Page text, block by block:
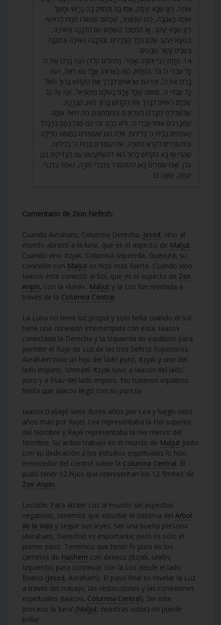
אוֹתָהּ. כֵּיוָן שֶׁבָּא יִצְחָק, אָחַז בָּהּ וְהֶחֱזִיק בָּהּ כָּרָאוּי וּמָשַׁךְ
אוֹתָהּ בְּאַהֲבָה, כְּמוֹ שֶׁנֶּאֱמַר, שֶׁכָּתוּב שְׂמֹאלוֹ תַּחַת לְרֹאשִׁי.
כֵּיוָן שֶׁבָּא יַעֲקֹב, אָז הִתְחַבֵּר הַשֶּׁמֶשׁ עִם הַלְּבָנָה וְהֵאִירָה,
וְנִמְצָא יַעֲקֹב שָׁלֵם בְּכָל הַצְּדָדִים, וְהַלְּבָנָה הֵאִירָה וְנִתְקְנָה
בִּשְׁנֵים עָשָׂר שְׁבָטִים.
14. פָּתַח רַבִּי יְהוּדָה וְאָמַר, (תהלים קלד) הִנֵּה בָּרְכוּ אֶת ה’
כָּל עַבְדֵי ה’ וְגוֹ’. הַפָּסוּק הַזֶּה בֵּאֲרוּהוּ. אֲבָל בֹּא רְאֵה, הִנֵּה
בָּרְכוּ אֶת ה’, וּמִי הֵם שֶׁרְאוּיִים לְבָרֵךְ אֶת הַקָּדוֹשׁ בָּרוּךְ הוּא?
כָּל עַבְדֵי ה’, מִשּׁוּם שֶׁכָּל אָדָם בָּעוֹלָם מִיִּשְׂרָאֵל, אַף עַל גַּב
שֶׁכֻּלָּם רְאוּיִים לְבָרֵךְ אֶת הַקָּדוֹשׁ בָּרוּךְ הוּא, הַבְּרָכָה
שֶׁבִּשְׁבִילָם יִתְבָּרְכוּ הָעֶלְיוֹנִים וְהַתַּחְתּוֹנִים מַה הִיא? אוֹתָהּ
שֶׁמְּבָרְכִים אוֹתוֹ עַבְדֵי ה’, וְלֹא כֻלָּם. וּמִי הֵם שֶׁבִּרְכָתָם בְּרָכָה?
הָעֹמְדִים בְּבֵית ה’ בַּלֵּילוֹת. אֵלֶּה הֵם שֶׁעוֹמְדִים בַּחֲצוֹת הַלַּיְלָה
וּמִתְעוֹרְרִים לִקְרֹא בַּתּוֹרָה, אֵלּוּ עוֹמְדִים בְּבֵית ה’ בַּלֵּילוֹת,
שֶׁהֲרֵי אָז בָּא הַקָּדוֹשׁ בָּרוּךְ הוּא לְהִשְׁתַּעֲשֵׁעַ עִם הַצַּדִּיקִים בְּגַן
עֵדֶן. וְאָנוּ עוֹמְדִים כָּאן לְהִתְעוֹרֵר בְּדִבְרֵי תוֹרָה, נֹאמַר בְּדִבְרֵי
יִצְחָק, שֶׁאָנוּ בּוֹ.
Comentario de Zion Nefesh:
Cuando Avraham, Columna Derecha, Jesed, vino al
mundo abrazó a la luna, que es el aspecto de Maljut.
Cuando vino Itzjak, Columna Izquierda, Guevurá, su
conexión con Maljut se hizo más fuerte. Cuando vino
Iaacov éste conectó al Sol, que es el aspecto de Zeir
Anpin, con la «luna», Maljut y la Luz fue revelada a
través de la Columna Central.
La Luna no tiene luz propia y solo brilla cuando el sol
tiene una conexión interrumpida con ésta. Iaacov
conectada la Derecha y la Izquierda en equilibrio para
permitir el flujo de Luz de las tres Sefirot Superiores.
Avraham tuvo un hijo del lado puro, Itzjak y uno del
lado impuro, Ishmael. Itzjak tuvo a Iaacov del lado
puro y a Esav del lado impuro. No tuvieron equilibrio
hasta que Iaacov llegó con su pureza.
Iaacov trabajó siete duros años por Lea y luego siete
años más por Rajel. Lea representaba la Hei superior
del Nombre y Rajel representaba la Hei menor del
Nombre. Su arduo trabajo en el mundo de Maljut junto
con su dedicación a los estudios espirituales lo hizo
merecedor del control sobre la Columna Central. Él
pudo tener 12 hijos que representan los 12 ‘límites’ de
Zeir Anpin.
Lección: Para atraer Luz al mundo sin aspectos
negativos, tenemos que estudiar el sistema del Árbol
de la Vida y seguir sus leyes. Ser una buena persona
(Avraham, Derecha) es importante; pero es sólo el
primer paso. Tenemos que tener fe pura en los
caminos de Hashem con deseos (Itzjak, unión,
Izquierda) para continuar con la Luz desde el lado
Bueno (Jesed, Avraham). El paso final es revelar la Luz
a través del trabajo, las restricciones y las conexiones
espirituales (Iaacov, Columna Central). Sin este
proceso la ‘luna’ (Maljut, nuestras vidas) no puede
brillar.